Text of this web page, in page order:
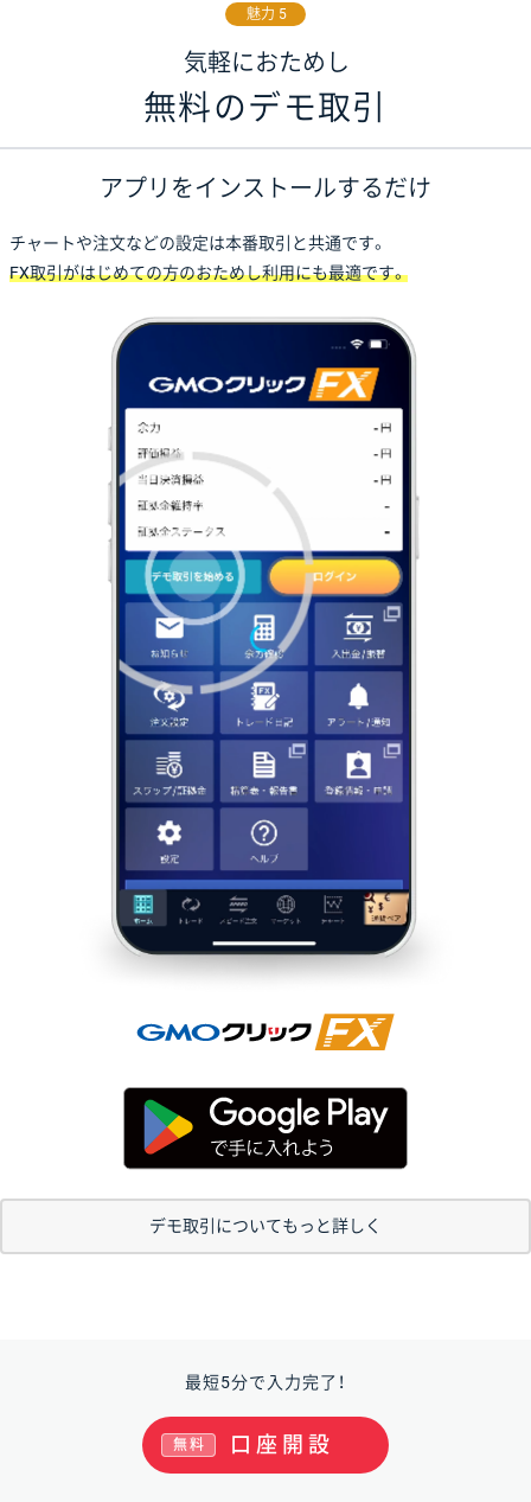
魅力 5
気軽におためし
無料のデモ取引
アプリをインストールするだけ
チャートや注文などの設定は本番取引と共通です。
FX取引がはじめての方のおためし利用にも最適です。
デモ取引についてもっと詳しく
最短5分で入力完了！
口座開設
無料